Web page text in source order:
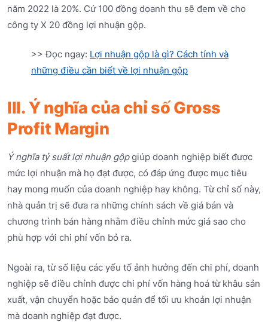
năm 2022 là 20%. Cứ 100 đồng doanh thu sẽ đem về cho
công ty X 20 đồng lợi nhuận gộp.
>> Đọc ngay: Lợi nhuận gộp là gì? Cách tính và
những điều cần biết về lợi nhuận gộp
III. Ý nghĩa của chỉ số Gross
Profit Margin
Ý nghĩa tỷ suất lợi nhuận gộpgiúp doanh nghiệp biết được
mức lợi nhuận mà họ đạt được, có đáp ứng được mục tiêu
hay mong muốn của doanh nghiệp hay không. Từ chỉ số này,
nhà quản trị sẽ đưa ra những chính sách về giá bán và
chương trình bán hàng nhằm điều chỉnh mức giá sao cho
phù hợp với chi phí vốn bỏ ra.
Ngoài ra, từ số liệu các yếu tố ảnh hưởng đến chi phí, doanh
nghiệp sẽ điều chỉnh được chi phí vốn hàng hoá từ khâu sản
xuất, vận chuyển hoặc bảo quản để tối ưu khoản lợi nhuận
mà doanh nghiệp đạt được.